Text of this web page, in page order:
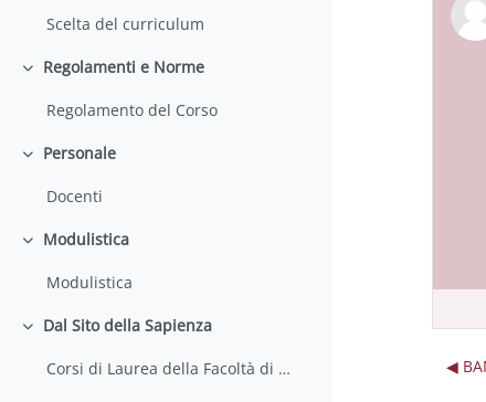
Scelta del curriculum
Minimizza
Regolamenti e Norme
Regolamento del Corso
Minimizza
Personale
Docenti
Minimizza
Modulistica
Modulistica
Minimizza
Dal Sito della Sapienza
Corsi di Laurea della Facoltà di Farmacia e Medicina
◀︎